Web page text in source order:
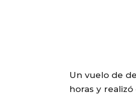
Un vuelo de
horas y